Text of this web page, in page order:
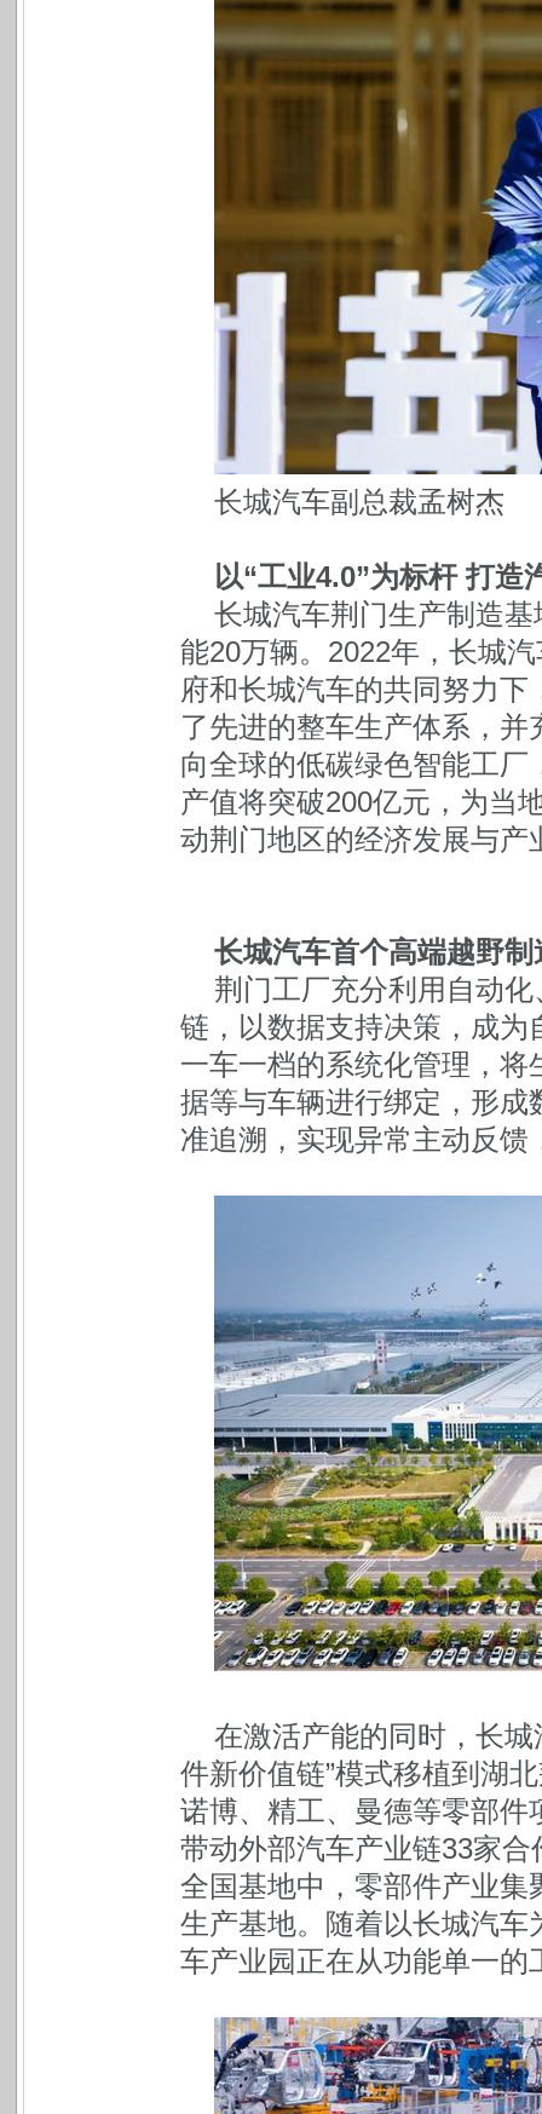
长城汽车副总裁孟树杰
以“工业4.0”为标杆 打
长城汽车荆门生产制造
能20万辆。2022年，长城
府和长城汽车的共同努力
了先进的整车生产体系，并
向全球的低碳绿色智能工
产值将突破200亿元，为当
动荆门地区的经济发展与产
长城汽车首个高端越野
荆门工厂充分利用自动
链，以数据支持决策，成
一车一档的系统化管理，
据等与车辆进行绑定，形
准追溯，实现异常主动反
在激活产能的同时，长
件新价值链”模式移植到湖
诺博、精工、曼德等零部
带动外部汽车产业链33家
全国基地中，零部件产业
生产基地。随着以长城汽
车产业园正在从功能单一